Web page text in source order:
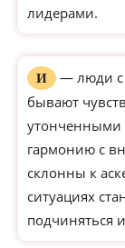
лидерами.
И
— люди с
бывают
утонченными
гармонию с
склонны к
ситуациях
подчиняться